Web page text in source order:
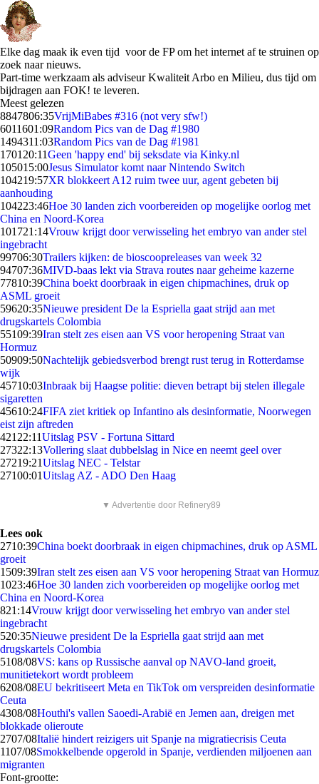
Elke dag maak ik even tijd voor de FP om het internet af te struinen op
zoek naar nieuws.
Part-time werkzaam als adviseur Kwaliteit Arbo en Milieu, dus tijd om
bijdragen aan FOK! te leveren.
Meest gelezen
8847806:35VrijMiBabes #316 (not very sfw!)
6011601:09Random Pics van de Dag #1980
1494311:03Random Pics van de Dag #1981
1701 20:11Geen 'happy end' bij seksdate via Kinky.nl
105015:00Jesus Simulator komt naar Nintendo Switch
104219:57XR blokkeert A12 ruim twee uur, agent gebeten bij
aanhouding
104223:46Hoe 30 landen zich voorbereiden op mogelijke oorlog met
China en Noord-Korea
101721:14Vrouw krijgt door verwisseling het embryo van ander stel
ingebracht
99706:30Trailers kijken: de bioscoopreleases van week 32
94707:36MIVD-baas lekt via Strava routes naar geheime kazerne
77810:39China boekt doorbraak in eigen chipmachines, druk op
ASML groeit
59620:35Nieuwe president De la Espriella gaat strijd aan met
drugskartels Colombia
55109:39Iran stelt zes eisen aan VS voor heropening Straat van
Hormuz
50909:50Nachtelijk gebiedsverbod brengt rust terug in Rotterdamse
wijk
45710:03Inbraak bij Haagse politie: dieven betrapt bij stelen illegale
sigaretten
45610:24FIFA ziet kritiek op Infantino als desinformatie, Noorwegen
eist zijn aftreden
421 22:11Uitslag PSV - Fortuna Sittard
27322:13Vollering slaat dubbelslag in Nice en neemt geel over
27219:21Uitslag NEC - Telstar
27100:01Uitslag AZ - ADO Den Haag
▼ Advertentie door Refinery89
Lees ook
2710:39China boekt doorbraak in eigen chipmachines, druk op ASML
groeit
1509:39Iran stelt zes eisen aan VS voor heropening Straat van Hormuz
1023:46Hoe 30 landen zich voorbereiden op mogelijke oorlog met
China en Noord-Korea
821:14Vrouw krijgt door verwisseling het embryo van ander stel
ingebracht
520:35Nieuwe president De la Espriella gaat strijd aan met
drugskartels Colombia
5108/08VS: kans op Russische aanval op NAVO-land groeit,
munitietekort wordt probleem
6208/08EU bekritiseert Meta en TikTok om verspreiden desinformatie
Ceuta
4308/08Houthi's vallen Saoedi-Arabië en Jemen aan, dreigen met
blokkade olieroute
2707/08Italië hindert reizigers uit Spanje na migratiecrisis Ceuta
1107/08Smokkelbende opgerold in Spanje, verdienden miljoenen aan
migranten
Font-grootte: